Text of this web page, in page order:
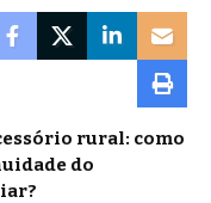
rural: como
do